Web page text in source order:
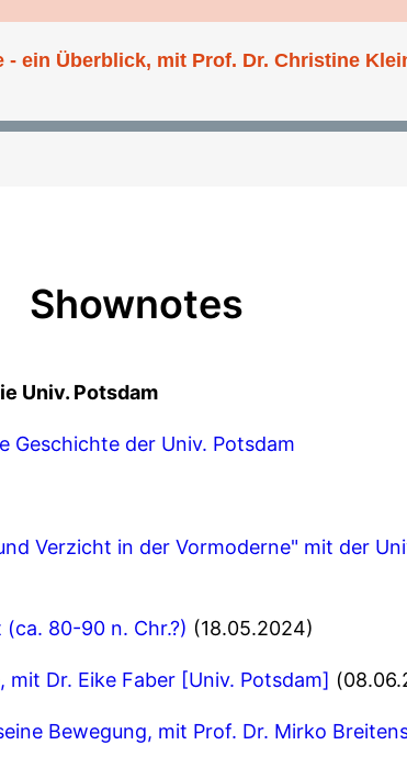
ein Überblick, mit Prof. Dr. Christine
Shownotes
Univ. Potsdam
Geschichte der Univ. Potsdam
Verzicht in der Vormoderne" mit der
80-90 n. Chr.?) (18.05.2024)
Dr. Eike Faber [Univ. Potsdam]
Bewegung, mit Prof. Dr. Mirko